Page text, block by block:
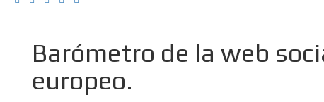
Barómetro de la web
europeo.